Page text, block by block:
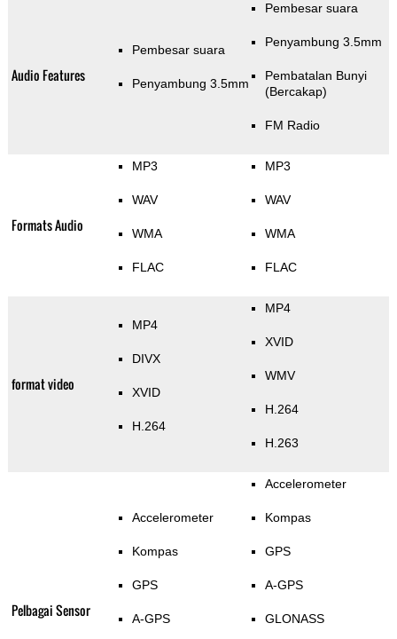
Audio Features
Pembesar suara
Penyambung 3.5mm
Pembesar suara
Penyambung 3.5mm
Pembatalan Bunyi
(Bercakap)
FM Radio
Formats Audio
MP3
WAV
WMA
FLAC
MP3
WAV
WMA
FLAC
format video
MP4
DIVX
XVID
H.264
MP4
XVID
WMV
H.264
H.263
Pelbagai Sensor
Accelerometer
Kompas
GPS
A-GPS
Accelerometer
Kompas
GPS
A-GPS
GLONASS